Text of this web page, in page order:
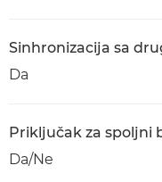
Sinhronizacija sa
Da
Priključak za spoljni
Da/Ne